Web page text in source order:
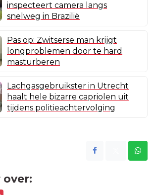
inspecteert camera langs
snelweg in Brazilië
Pas op: Zwitserse man krijgt
longproblemen door te hard
masturberen
Lachgasgebruikster in Utrecht
haalt hele bizarre capriolen uit
tijdens politieachtervolging
over: